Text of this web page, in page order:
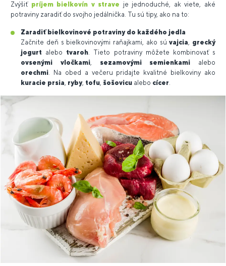
Zvýšiť príjem bielkovín v strave je jednoduché, ak viete, aké
potraviny zaradiť do svojho jedálnička. Tu sú tipy, ako na to:
Zaradiť bielkovinové potraviny do každého jedla
Začnite deň s bielkovinovými raňajkami, ako súvajcia, grecký
jogurt alebo tvaroh. Tieto potraviny môžete kombinovať s
ovsenými vločkami, sezamovými semienkami alebo
orechmi. Na obed a večeru pridajte kvalitné bielkoviny ako
kuracie prsia, ryby, tofu, šošovicu alebo cícer.